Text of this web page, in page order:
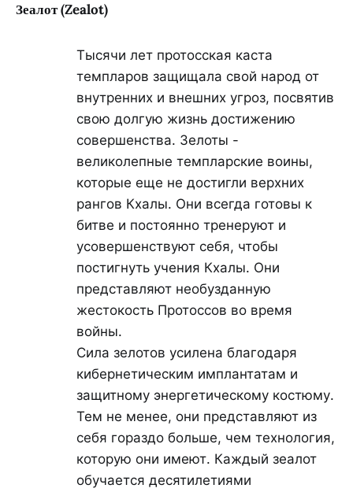
Зеалот (Zealot)
Тысячи лет протосская каста
темпларов защищала свой народ от
внутренних и внешних угроз, посвятив
свою долгую жизнь достижению
совершенства. Зелоты -
великолепные темпларские воины,
которые еще не достигли верхних
рангов Кхалы. Они всегда готовы к
битве и постоянно тренеруют и
усовершенствуют себя, чтобы
постигнуть учения Кхалы. Они
представляют необузданную
жестокость Протоссов во время
войны.
Сила зелотов усилена благодаря
кибернетическим имплантатам и
защитному энергетическому костюму.
Тем не менее, они представляют из
себя гораздо больше, чем технология,
которую они имеют. Каждый зеалот
обучается десятилетиями